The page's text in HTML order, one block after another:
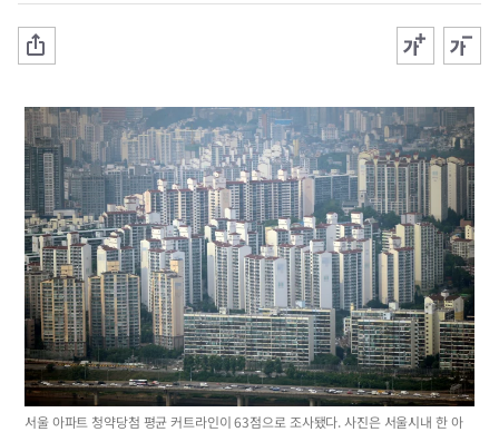
서울 아파트 청약당첨 평균 커트라인이 63점으로 조사됐다. 사진은 서울시내 한 아